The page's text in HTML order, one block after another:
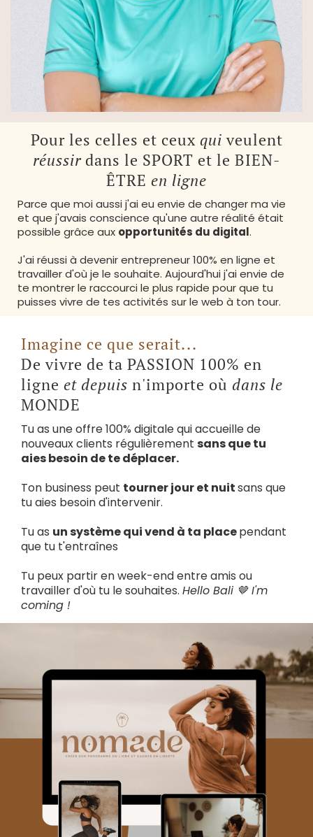
Pour les celles et ceux qui veulent
réussirdans le SPORT et le BIEN-
ÊTRE en ligne
Parce que moi aussi j'ai eu envie de changer ma vie
et que j'avais conscience qu'une autre réalité était
possible grâce aux opportunités du digital.
J'ai réussi à devenir entrepreneur 100% en ligne et
travailler d'où je le souhaite. Aujourd'hui j'ai envie de
te montrer le raccourci le plus rapide pour que tu
puisses vivre de tes activités sur le web à ton tour.
Imagine ce que serait...
De vivre de ta PASSION 100% en
ligne et depuis n'importe où dans le
MONDE
Tu as une offre 100% digitale qui accueille de
nouveaux clients régulièrement sans que tu
aies besoin de te déplacer.
Ton business peut tourner jour et nuitsans que
tu aies besoin d'intervenir.
Tu as un système qui vend à ta placependant
que tu t'entraînes
Tu peux partir en week-end entre amis ou
travailler d'où tu le souhaites. Hello Bali 🤎 I'm
coming !